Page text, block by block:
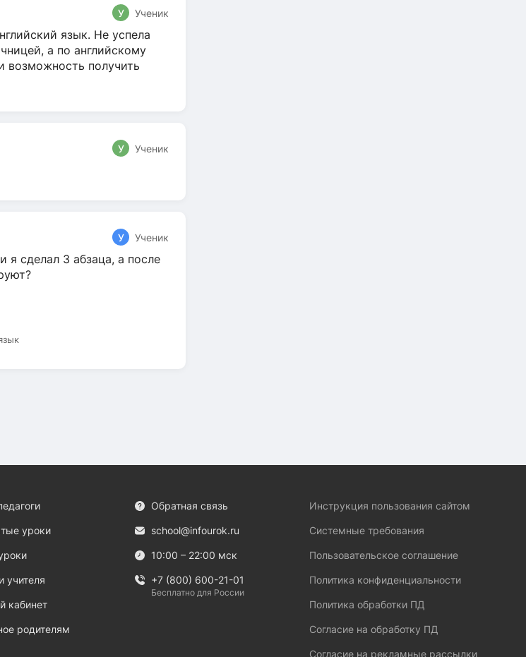
У Ученик
язык. Не успела
а по английскому
возможность получить
У Ученик
У Ученик
я сделал 3 абзаца, а после
уроки
учителя
кабинет
родителям
Обратная связь
school@infourok.ru
10:00 – 22:00 мск
+7 (800) 600-21-01
Бесплатно для России
Инструкция пользования сайтом
Системные требования
Пользовательское соглашение
Политика конфиденциальности
Политика обработки ПД
Согласие на обработку ПД
Согласие на рекламные рассылки